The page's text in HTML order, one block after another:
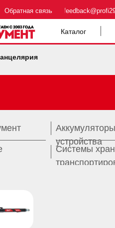
Обратная связь
Каталог
устройства
Системы